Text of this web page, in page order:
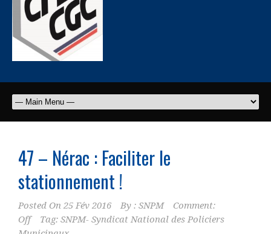
47 – Nérac : Faciliter le
stationnement !
Posted On 25 Fév 2016 By : SNPM
Comment:
Off
Tag: SNPM- Syndicat National des Policiers